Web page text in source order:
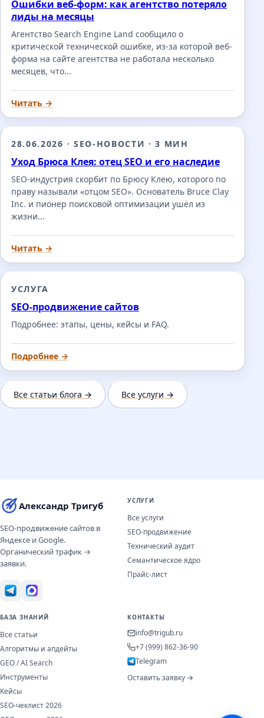
Ошибки веб-форм: как агентство потеряло
лиды на месяцы
Агентство Search Engine Land сообщило о
критической технической ошибке, из-за которой веб-
форма на сайте агентства не работала несколько
месяцев, что...
Читать →
28.06.2026 · SEO-НОВОСТИ · 3 МИН
Уход Брюса Клея: отец SEO и его наследие
SEO-индустрия скорбит по Брюсу Клею, которого по
праву называли «отцом SEO». Основатель Bruce Clay
Inc. и пионер поисковой оптимизации ушёл из
жизни...
Читать →
УСЛУГА
SEO-продвижение сайтов
Подробнее: этапы, цены, кейсы и FAQ.
Подробнее →
Все статьи блога → Все услуги →
Александр Тригуб
SEO-продвижение сайтов в
Яндексе и Google.
Органический трафик →
заявки.
УСЛУГИ
Все услуги
SEO-продвижение
Технический аудит
Семантическое ядро
Прайс-лист
БАЗА ЗНАНИЙ
Все статьи
Алгоритмы и апдейты
GEO / AI Search
Инструменты
Кейсы
SEO-чеклист 2026
КОНТАКТЫ
info@trigub.ru
+7 (999) 862-36-90
Telegram
Оставить заявку →